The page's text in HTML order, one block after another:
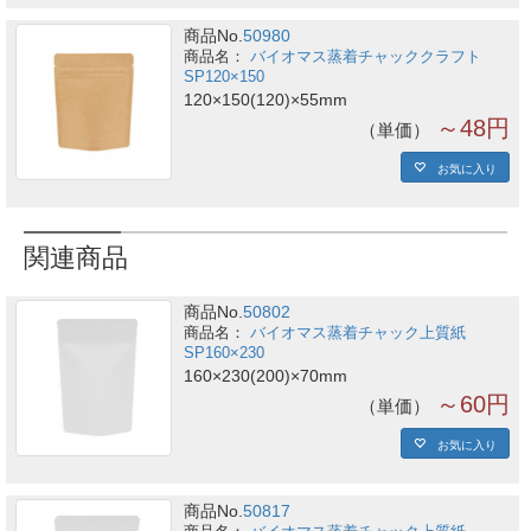
商品No.50980
バイオマス蒸着チャッククラフト
SP120×150
120×150(120)×55mm
単価 ～48円
お気に入り
関連商品
商品No.50802
バイオマス蒸着チャック上質紙
SP160×230
160×230(200)×70mm
単価 ～60円
お気に入り
商品No.50817